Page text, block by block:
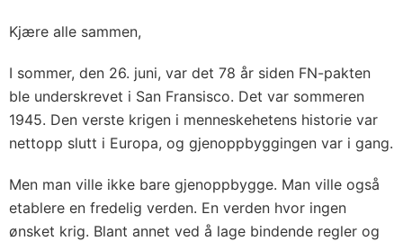
Kjære alle sammen,
I sommer, den 26. juni, var det 78 år siden FN-pakten
ble underskrevet i San Fransisco. Det var sommeren
1945. Den verste krigen i menneskehetens historie var
nettopp slutt i Europa, og gjenoppbyggingen var i gang.
Men man ville ikke bare gjenoppbygge. Man ville også
etablere en fredelig verden. En verden hvor ingen
ønsket krig. Blant annet ved å lage bindende regler og